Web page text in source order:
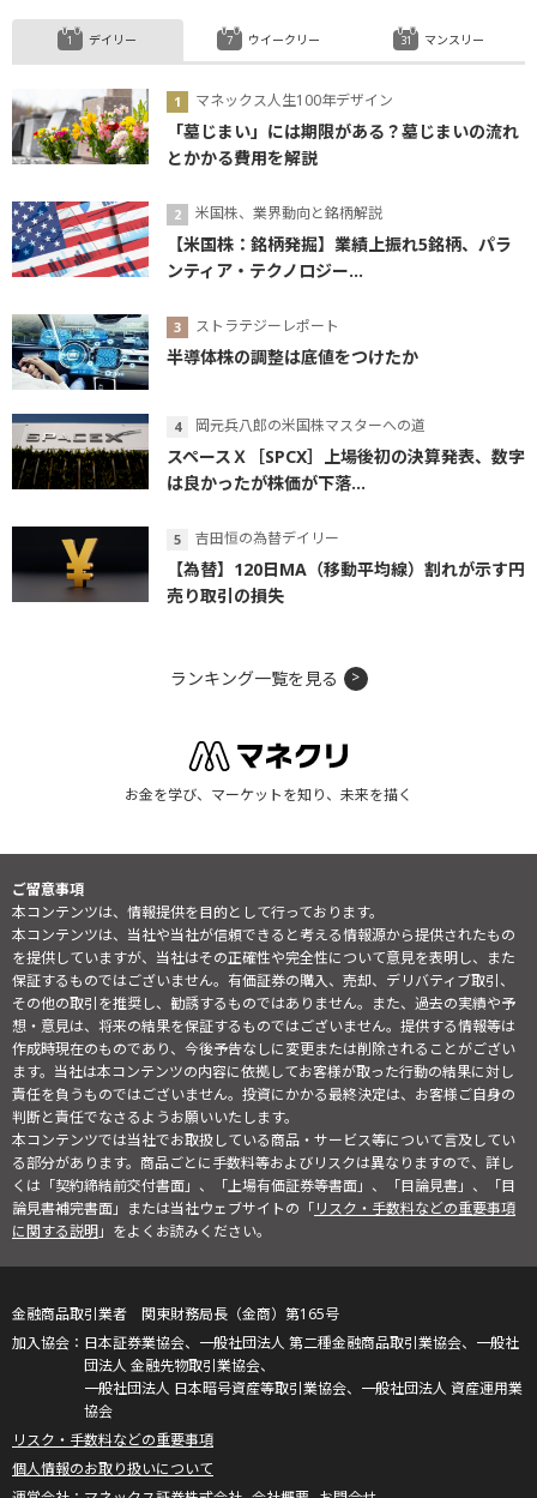
デイリー
マネックス人生100年デザイン
「墓じまい」には期限がある？墓じまいの流れ
とかかる費用を解説
米国株、業界動向と銘柄解説
【米国株：銘柄発掘】業績上振れ5銘柄、パラ
ンティア・テクノロジー...
ストラテジーレポート
半導体株の調整は底値をつけたか
岡元兵八郎の米国株マスターへの道
スペースＸ［SPCX］上場後初の決算発表、数字
は良かったが株価が下落...
吉田恒の為替デイリー
【為替】120日MA（移動平均線）割れが示す円
売り取引の損失
ウイークリー マンスリー
ランキング一覧を見る
お金を学び、マーケットを知り、未来を描く
ご留意事項
本コンテンツは、情報提供を目的として行っております。
本コンテンツは、当社や当社が信頼できると考える情報源から提供されたもの
を提供していますが、当社はその正確性や完全性について意見を表明し、また
保証するものではございません。有価証券の購入、売却、デリバティブ取引、
その他の取引を推奨し、勧誘するものではありません。また、過去の実績や予
想・意見は、将来の結果を保証するものではございません。提供する情報等は
作成時現在のものであり、今後予告なしに変更または削除されることがござい
ます。当社は本コンテンツの内容に依拠してお客様が取った行動の結果に対し
責任を負うものではございません。投資にかかる最終決定は、お客様ご自身の
判断と責任でなさるようお願いいたします。
本コンテンツでは当社でお取扱している商品・サービス等について言及してい
る部分があります。商品ごとに手数料等およびリスクは異なりますので、詳し
くは「契約締結前交付書面」、「上場有価証券等書面」、「目論見書」、「目
論見書補完書面」または当社ウェブサイトの「リスク・手数料などの重要事項
に関する説明」をよくお読みください。
金融商品取引業者 関東財務局長（金商）第165号
日本証券業協会、一般社団法人 第二種金融商品取引業協会、一般社
団法人 金融先物取引業協会、
一般社団法人 日本暗号資産等取引業協会、一般社団法人 資産運用業
協会
リスク・手数料などの重要事項
個人情報のお取り扱いについて